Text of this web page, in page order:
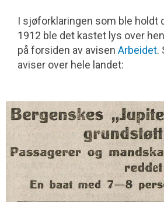
I sjøforklaringen som ble holdt
1912 ble det kastet lys over
på forsiden av avisen Arbeidet.
aviser over hele landet: